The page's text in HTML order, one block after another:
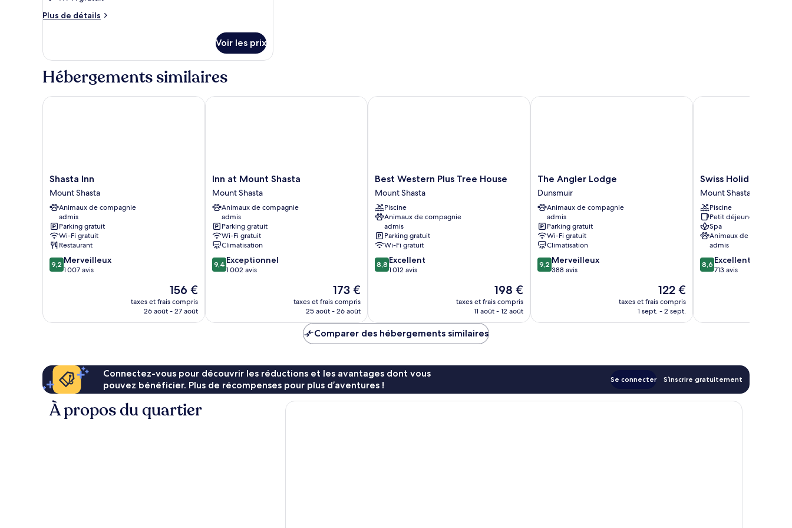
chambre :
(Family)
Plus de détails
Plus
le
type
de
Chambre
Voir les prix
Hébergements similaires
Shasta
Inn
Mount
Shasta
Shasta Inn
Mount Shasta
Animaux de compagnie
admis
Parking gratuit
Wi-Fi gratuit
Restaurant
9.2
sur
9,2 Merveilleux
1 007 avis
Le
nouveau
prix
156 €
taxes et frais compris
26 août - 27 août
Shasta Inn
Inn
at
Mount
Shasta
Mount
Shasta
Inn at Mount Shasta
Mount Shasta
Animaux de compagnie
admis
Parking gratuit
Wi-Fi gratuit
Climatisation
9.4
sur
9,4 Exceptionnel
1 002 avis
Le
nouveau
prix
de
173 €
173 €
taxes et frais compris
25 août - 26 août
Inn at Mount Shasta
Best
Western
Plus
Tree
House
Mount
Shasta
Best Western Plus Tree House
Mount Shasta
Piscine
Animaux de compagnie
admis
Parking gratuit
Wi-Fi gratuit
8.8
sur
8,8 Excellent
1 012 avis
Le
nouveau
prix
198 €
taxes et frais compris
11 août - 12 août
Best Western Plus Tree House
The
Angler
Lodge
Dunsmuir
The Angler Lodge
Dunsmuir
Animaux de compagnie
admis
Parking gratuit
Wi-Fi gratuit
Climatisation
9.2
sur
9,2 Merveilleux
388 avis
Le
nouveau
prix
122 €
taxes et frais compris
1 sept. - 2 sept.
The Angler Lodge
Swiss
Holiday
Lodge
Mount
Shasta
Swiss Holiday Lodge
Mount Shasta
Piscine
Petit déjeuner gratuit
Spa
Animaux de compagnie
admis
8.6
sur
8,6 Excellent
713 avis
Swiss Holiday Lodge
Comparer des hébergements similaires
Connectez-vous pour découvrir les réductions et les avantages dont vous
pouvez bénéficier. Plus de récompenses pour plus d’aventures !
Se connecter S’inscrire gratuitement
À propos du quartier